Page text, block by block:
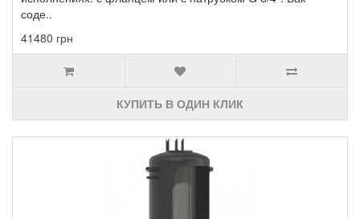
соде..
41480 грн
КУПИТЬ В ОДИН КЛИК